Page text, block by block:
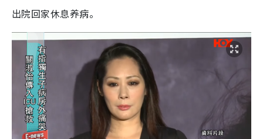
出院回家休息养病。